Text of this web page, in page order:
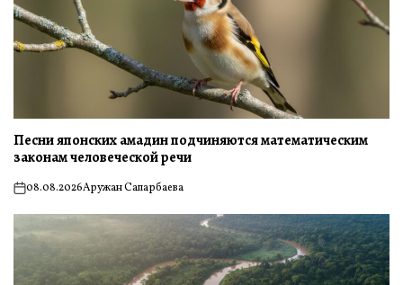
Песни японских амадин подчиняются математическим
законам человеческой речи
on08.08.2026Аружан Сапарбаева